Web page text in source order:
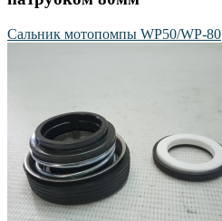
Сальник мотопомпы WP50/WP-80